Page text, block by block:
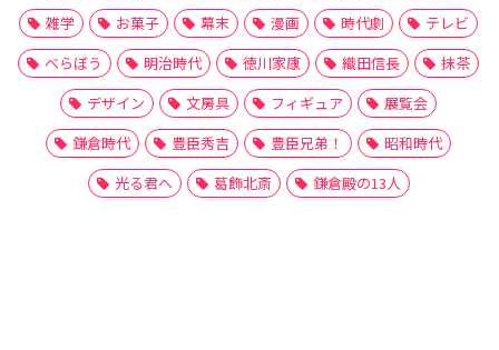
雑学
お菓子 幕末 漫画 時代劇
テレビ
べらぼう
明治時代 徳川家康 織田信長
抹茶
デザイン
文房具 フィギュア
展覧会
鎌倉時代
豊臣秀吉 豊臣兄弟！
昭和時代
光る君へ
葛飾北斎 鎌倉殿の13人